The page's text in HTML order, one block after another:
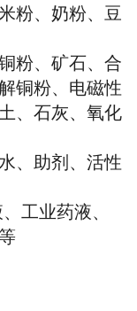
粉、奶粉、豆
粉、矿石、合
铜粉、电磁性
、石灰、氧化
、助剂、活性
工业药液、